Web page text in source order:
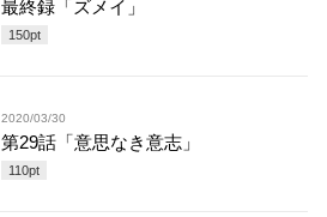
最終録「ズメイ」
150pt
2020/03/30
第29話「意思なき意志」
110pt